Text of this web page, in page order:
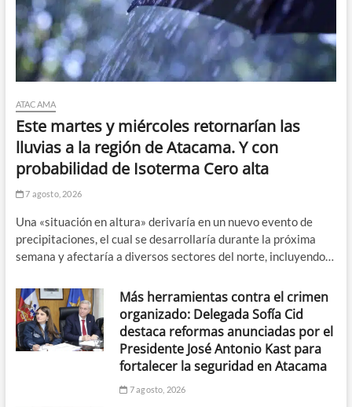
ATACAMA
Este martes y miércoles retornarían las
lluvias a la región de Atacama. Y con
probabilidad de Isoterma Cero alta
7 agosto, 2026
Una «situación en altura» derivaría en un nuevo evento de
precipitaciones, el cual se desarrollaría durante la próxima
semana y afectaría a diversos sectores del norte, incluyendo…
Más herramientas contra el crimen
organizado: Delegada Sofía Cid
destaca reformas anunciadas por el
Presidente José Antonio Kast para
fortalecer la seguridad en Atacama
7 agosto, 2026